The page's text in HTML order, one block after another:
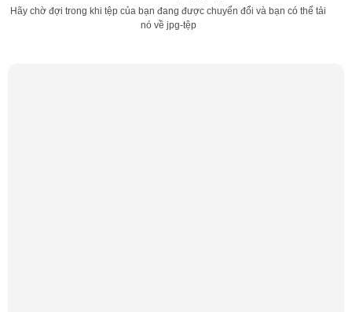
Hãy chờ đợi trong khi tệp của bạn đang được chuyển đổi và bạn có thể tải
nó về jpg-tệp